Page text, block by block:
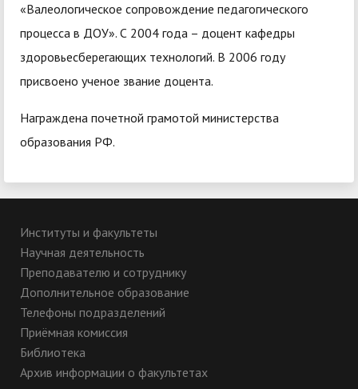
«Валеологическое сопровождение педагогического
процесса в ДОУ». С 2004 года – доцент кафедры
здоровьесберегающих технологий. В 2006 году
присвоено ученое звание доцента.
Награждена почетной грамотой министерства
образования РФ.
Институты и факультеты
Научная деятельность
Преподавателю и сотруднику
Дополнительное образование
Телефоны подразделений
Приёмная комиссия
Библиотека
Архив информации о факультетах